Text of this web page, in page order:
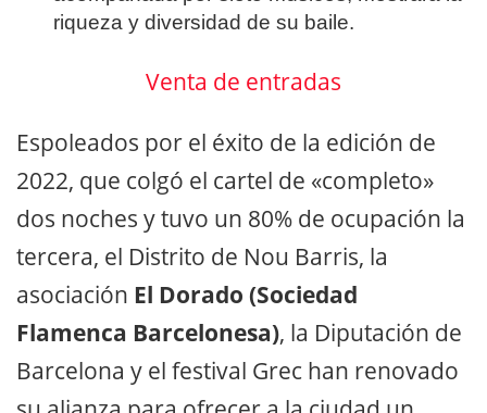
riqueza y diversidad de su baile.
Venta de entradas
Espoleados por el éxito de la edición de
2022, que colgó el cartel de «completo»
dos noches y tuvo un 80% de ocupación la
tercera, el Distrito de Nou Barris, la
asociación El Dorado (Sociedad
Flamenca Barcelonesa), la Diputación de
Barcelona y el festival Grec han renovado